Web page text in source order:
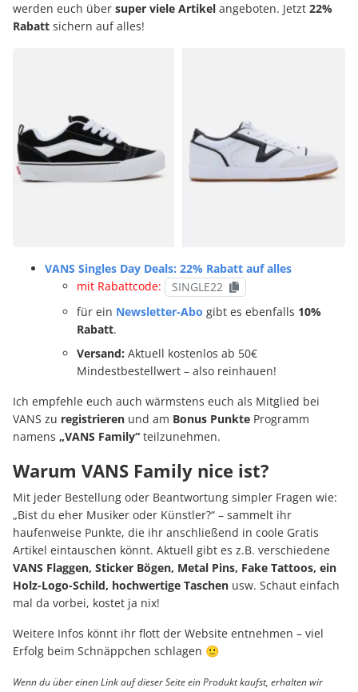
werden euch über super viele Artikel angeboten. Jetzt 22%
Rabatt sichern auf alles!
VANS Singles Day Deals: 22% Rabatt auf alles
mit Rabattcode:
SINGLE22
für ein Newsletter-Abo gibt es ebenfalls 10%
Rabatt.
Versand: Aktuell kostenlos ab 50€
Mindestbestellwert – also reinhauen!
Ich empfehle euch auch wärmstens euch als Mitglied bei
VANS zu registrieren und am Bonus Punkte Programm
namens „VANS Family“ teilzunehmen.
Warum VANS Family nice ist?
Mit jeder Bestellung oder Beantwortung simpler Fragen wie:
„Bist du eher Musiker oder Künstler?“ – sammelt ihr
haufenweise Punkte, die ihr anschließend in coole Gratis
Artikel eintauschen könnt. Aktuell gibt es z.B. verschiedene
VANS Flaggen, Sticker Bögen, Metal Pins, Fake Tattoos, ein
Holz-Logo-Schild, hochwertige Taschen usw. Schaut einfach
mal da vorbei, kostet ja nix!
Weitere Infos könnt ihr flott der Website entnehmen – viel
Erfolg beim Schnäppchen schlagen 🙂
Wenn du über einen Link auf dieser Seite ein Produkt kaufst, erhalten wir